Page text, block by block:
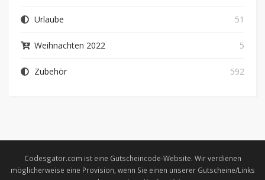
Urlaube 51
Weihnachten 2022 5
Zubehör 592
Codesgator.com ist eine Gutscheincode-Website. Wir verdienen
möglicherweise eine Provision, wenn Sie einen unserer Gutscheine/Links